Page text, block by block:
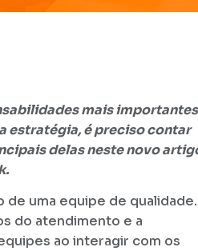
mais importantes
estratégia, é preciso contar
delas neste novo
uma equipe de qualidade.
do atendimento e a
ao interagir com os